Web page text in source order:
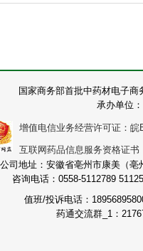
国家商务部首批中药材电子
承办单位
增值电信业务经营许可证：皖
互联网药品信息服务资格证
公司地址：安徽省亳州市康美（
咨询电话：0558-5112789
值班/投诉电话：
药通交流群_1：